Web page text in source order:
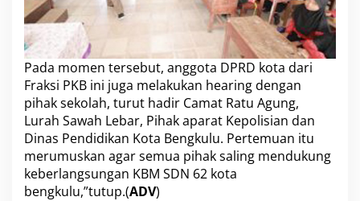
Pada momen tersebut, anggota DPRD kota dari
Fraksi PKB ini juga melakukan hearing dengan
pihak sekolah, turut hadir Camat Ratu Agung,
Lurah Sawah Lebar, Pihak aparat Kepolisian dan
Dinas Pendidikan Kota Bengkulu. Pertemuan itu
merumuskan agar semua pihak saling mendukung
keberlangsungan KBM SDN 62 kota
bengkulu,”tutup.(ADV)